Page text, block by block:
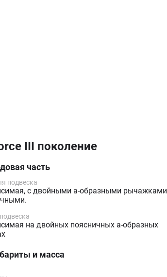
III поколение
часть
подвеска
с двойными а-образными рычажками
на двойных поясничных а-образных
и масса